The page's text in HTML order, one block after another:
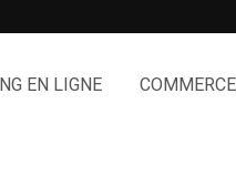
EN LIGNE COMMERCE